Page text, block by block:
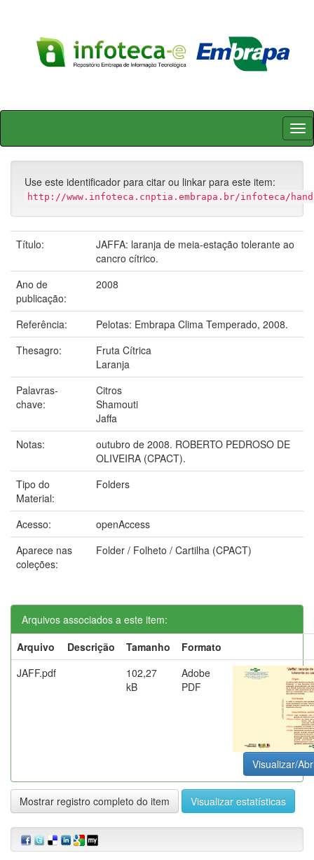
Skip
Use este identificador para citar ou linkar para este item:
http://www.infoteca.cnptia.embrapa.br/infoteca/
Título:
JAFFA: laranja de meia-estação tolerante ao
cancro cítrico.
Ano de
publicação:
2008
Referência:
Pelotas: Embrapa Clima Temperado, 2008.
Thesagro:
Fruta Cítrica
Laranja
Palavras-
chave:
Citros
Shamouti
Jaffa
Notas:
outubro de 2008. ROBERTO PEDROSO DE
OLIVEIRA (CPACT).
Tipo do
Material:
Folders
Acesso:
openAccess
Aparece nas
coleções:
Folder / Folheto / Cartilha (CPACT)
Arquivos associados a este item:
Arquivo
Descrição Tamanho
Formato
JAFF.pdf
102,27
kB
Adobe
PDF
Visualizar/
Mostrar registro completo do item Visualizar estatísticas